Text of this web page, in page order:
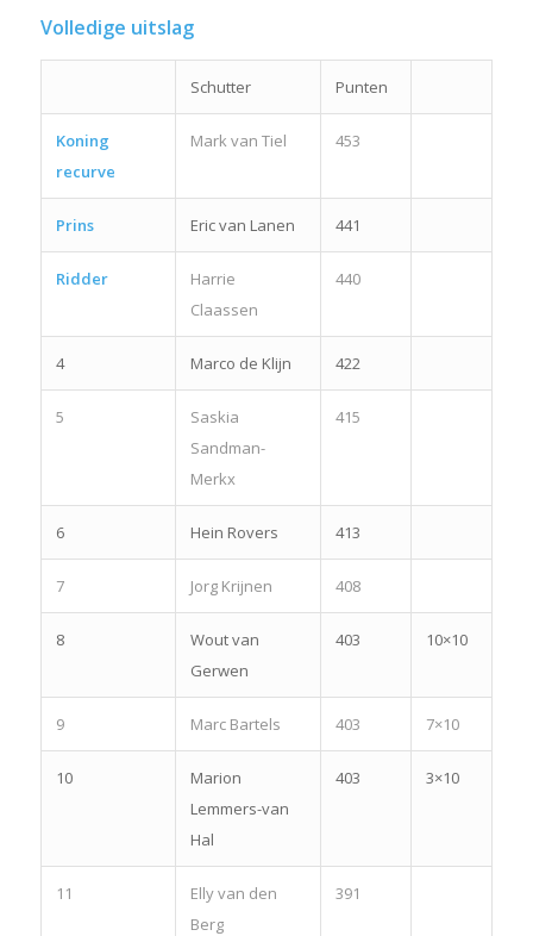
Volledige uitslag
Schutter Punten
Koning
recurve
Mark van Tiel 453
Prins Eric van Lanen 441
Ridder
Harrie
Claassen
440
4 Marco de Klijn 422
5
Saskia
Sandman-
Merkx
415
6 Hein Rovers 413
7 Jorg Krijnen 408
8
Wout van
Gerwen
403 10×10
9 Marc Bartels 403 7×10
10
Marion
Lemmers-van
Hal
403 3×10
11
Elly van den
Berg
391